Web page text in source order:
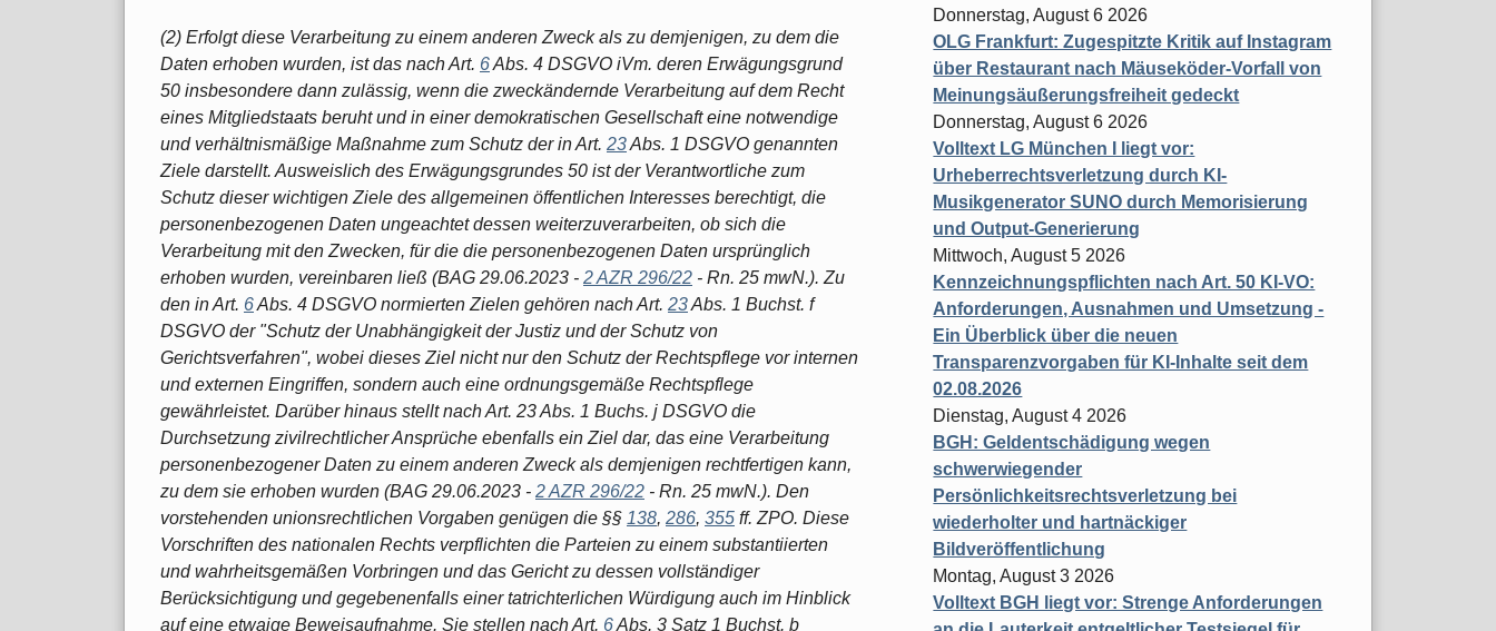
(2) Erfolgt diese Verarbeitung zu einem anderen Zweck als zu demjenigen, zu dem die
Daten erhoben wurden, ist das nach Art. 6Abs. 4 DSGVO iVm. deren Erwägungsgrund
50 insbesondere dann zulässig, wenn die zweckändernde Verarbeitung auf dem Recht
eines Mitgliedstaats beruht und in einer demokratischen Gesellschaft eine notwendige
und verhältnismäßige Maßnahme zum Schutz der in Art. 23Abs. 1 DSGVO genannten
Ziele darstellt. Ausweislich des Erwägungsgrundes 50 ist der Verantwortliche zum
Schutz dieser wichtigen Ziele des allgemeinen öffentlichen Interesses berechtigt, die
personenbezogenen Daten ungeachtet dessen weiterzuverarbeiten, ob sich die
Verarbeitung mit den Zwecken, für die die personenbezogenen Daten ursprünglich
erhoben wurden, vereinbaren ließ (BAG 29.06.2023 - 2 AZR 296/22 - Rn. 25 mwN.). Zu
den in Art. 6Abs. 4 DSGVO normierten Zielen gehören nach Art. 23Abs. 1 Buchst. f
DSGVO der "Schutz der Unabhängigkeit der Justiz und der Schutz von
Gerichtsverfahren", wobei dieses Ziel nicht nur den Schutz der Rechtspflege vor internen
und externen Eingriffen, sondern auch eine ordnungsgemäße Rechtspflege
gewährleistet. Darüber hinaus stellt nach Art. 23 Abs. 1 Buchs. j DSGVO die
Durchsetzung zivilrechtlicher Ansprüche ebenfalls ein Ziel dar, das eine Verarbeitung
personenbezogener Daten zu einem anderen Zweck als demjenigen rechtfertigen kann,
zu dem sie erhoben wurden (BAG 29.06.2023 - 2 AZR 296/22 - Rn. 25 mwN.). Den
vorstehenden unionsrechtlichen Vorgaben genügen die §§ 138, 286, 355 ff. ZPO. Diese
Vorschriften des nationalen Rechts verpflichten die Parteien zu einem substantiierten
und wahrheitsgemäßen Vorbringen und das Gericht zu dessen vollständiger
Berücksichtigung und gegebenenfalls einer tatrichterlichen Würdigung auch im Hinblick
auf eine etwaige Beweisaufnahme. Sie stellen nach Art. 6Abs. 3 Satz 1 Buchst. b
Donnerstag, August 6 2026
OLG Frankfurt: Zugespitzte Kritik auf Instagram
über Restaurant nach Mäuseköder-Vorfall von
Meinungsäußerungsfreiheit gedeckt
Donnerstag, August 6 2026
Volltext LG München I liegt vor:
Urheberrechtsverletzung durch KI-
Musikgenerator SUNO durch Memorisierung
und Output-Generierung
Mittwoch, August 5 2026
Kennzeichnungspflichten nach Art. 50 KI-VO:
Anforderungen, Ausnahmen und Umsetzung -
Ein Überblick über die neuen
Transparenzvorgaben für KI-Inhalte seit dem
02.08.2026
Dienstag, August 4 2026
BGH: Geldentschädigung wegen
schwerwiegender
Persönlichkeitsrechtsverletzung bei
wiederholter und hartnäckiger
Bildveröffentlichung
Montag, August 3 2026
Volltext BGH liegt vor: Strenge Anforderungen